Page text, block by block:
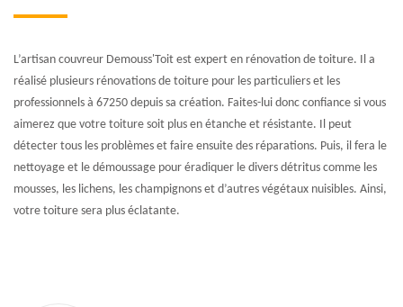
L’artisan couvreur Demouss'Toit est expert en rénovation de toiture. Il a
réalisé plusieurs rénovations de toiture pour les particuliers et les
professionnels à 67250 depuis sa création. Faites-lui donc confiance si vous
aimerez que votre toiture soit plus en étanche et résistante. Il peut
détecter tous les problèmes et faire ensuite des réparations. Puis, il fera le
nettoyage et le démoussage pour éradiquer le divers détritus comme les
mousses, les lichens, les champignons et d’autres végétaux nuisibles. Ainsi,
votre toiture sera plus éclatante.